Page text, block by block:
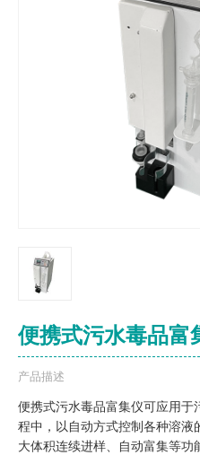
便携式污水毒品富
产品描述
便携式污水毒品富集仪可应用于
程中，以自动方式控制各种溶液
大体积连续进样、自动富集等